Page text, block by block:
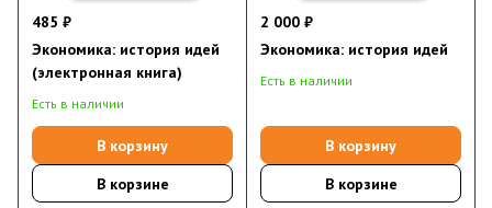
485 ₽
Экономика: история идей
(электронная книга)
Есть в наличии
В корзину
В корзине
2 000 ₽
Экономика: история идей
Есть в наличии
В корзину
В корзине